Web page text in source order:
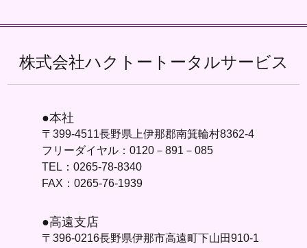
株式会社ハクトートータルサービス
●本社
〒399-4511長野県上伊那郡南箕輪村8362-4
フリーダイヤル：0120－891－085
TEL：0265-78-8340
FAX：0265-76-1939
●高遠支店
〒396-0216長野県伊那市高遠町下山田910-1